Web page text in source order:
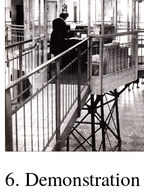
6.